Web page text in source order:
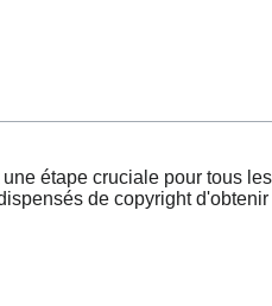
étape cruciale pour tous
de copyright